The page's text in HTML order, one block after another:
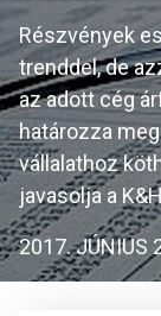
Részvények
trenddel, de
az adott cég
határozza
vállalathoz
javasolja a
2017. JÚNIUS